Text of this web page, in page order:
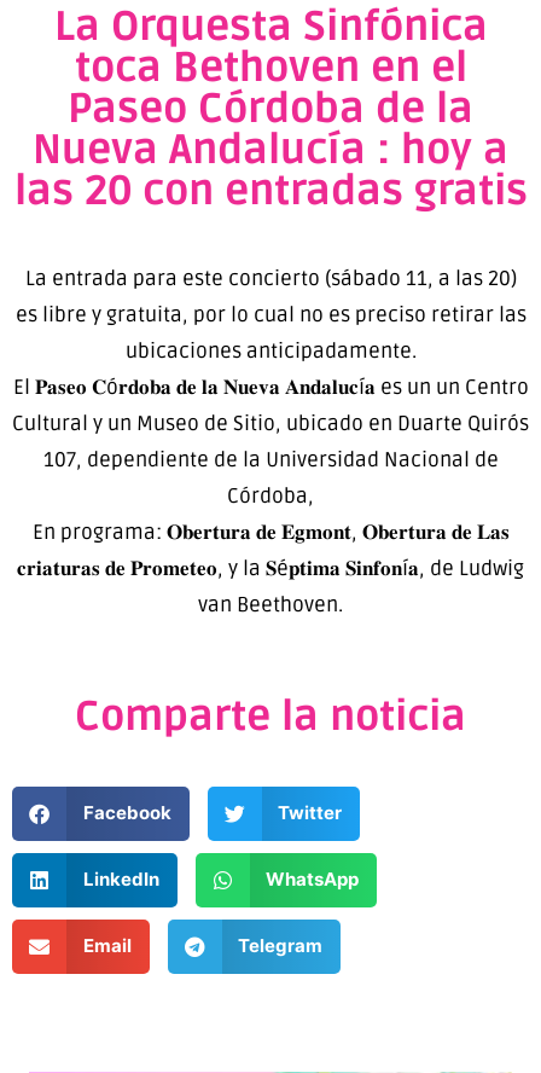
La Orquesta Sinfónica
toca Bethoven en el
Paseo Córdoba de la
Nueva Andalucía : hoy a
las 20 con entradas gratis
La entrada para este concierto (sábado 11, a las 20)
es libre y gratuita, por lo cual no es preciso retirar las
ubicaciones anticipadamente.
El 𝐏𝐚𝐬𝐞𝐨 𝐂ó𝐫𝐝𝐨𝐛𝐚 𝐝𝐞 𝐥𝐚 𝐍𝐮𝐞𝐯𝐚 𝐀𝐧𝐝𝐚𝐥𝐮𝐜í𝐚 es un un Centro
Cultural y un Museo de Sitio, ubicado en Duarte Quirós
107, dependiente de la Universidad Nacional de
Córdoba,
En programa: 𝐎𝐛𝐞𝐫𝐭𝐮𝐫𝐚 𝐝𝐞 𝐄𝐠𝐦𝐨𝐧𝐭, 𝐎𝐛𝐞𝐫𝐭𝐮𝐫𝐚 𝐝𝐞 𝐋𝐚𝐬
𝐜𝐫𝐢𝐚𝐭𝐮𝐫𝐚𝐬 𝐝𝐞 𝐏𝐫𝐨𝐦𝐞𝐭𝐞𝐨, y la 𝐒é𝐩𝐭𝐢𝐦𝐚 𝐒𝐢𝐧𝐟𝐨𝐧í𝐚, de Ludwig
van Beethoven.
Comparte la noticia
Facebook Twitter
LinkedIn WhatsApp
Email Telegram